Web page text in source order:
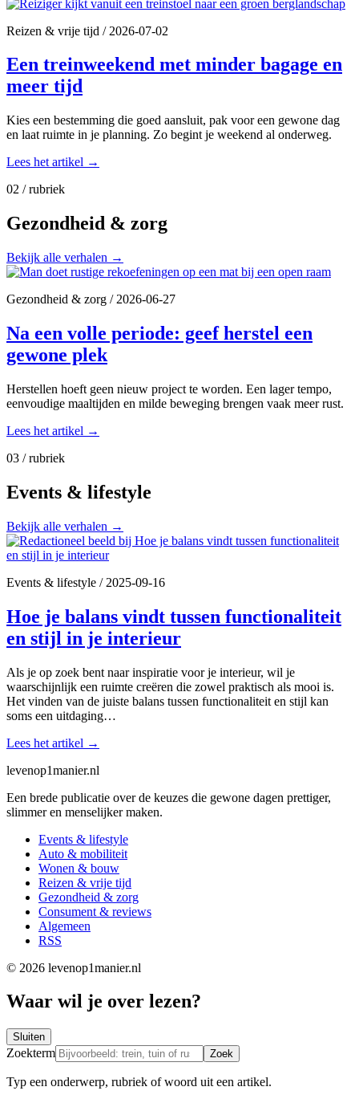
Reizen & vrije tijd /2026-07-02
Een treinweekend met minder bagage en
meer tijd
Kies een bestemming die goed aansluit, pak voor een gewone dag
en laat ruimte in je planning. Zo begint je weekend al onderweg.
Lees het artikel →
02 / rubriek
Gezondheid & zorg
Bekijk alle verhalen →
Gezondheid & zorg /2026-06-27
Na een volle periode: geef herstel een
gewone plek
Herstellen hoeft geen nieuw project te worden. Een lager tempo,
eenvoudige maaltijden en milde beweging brengen vaak meer rust.
Lees het artikel →
03 / rubriek
Events & lifestyle
Bekijk alle verhalen →
Events & lifestyle /2025-09-16
Hoe je balans vindt tussen functionaliteit
en stijl in je interieur
Als je op zoek bent naar inspiratie voor je interieur, wil je
waarschijnlijk een ruimte creëren die zowel praktisch als mooi is.
Het vinden van de juiste balans tussen functionaliteit en stijl kan
soms een uitdaging…
Lees het artikel →
levenop1manier.nl
Een brede publicatie over de keuzes die gewone dagen prettiger,
slimmer en menselijker maken.
Events & lifestyle
Auto & mobiliteit
Wonen & bouw
Reizen & vrije tijd
Gezondheid & zorg
Consument & reviews
Algemeen
RSS
© 2026 levenop1manier.nl
Waar wil je over lezen?
Sluiten
Zoekterm Zoek
Typ een onderwerp, rubriek of woord uit een artikel.